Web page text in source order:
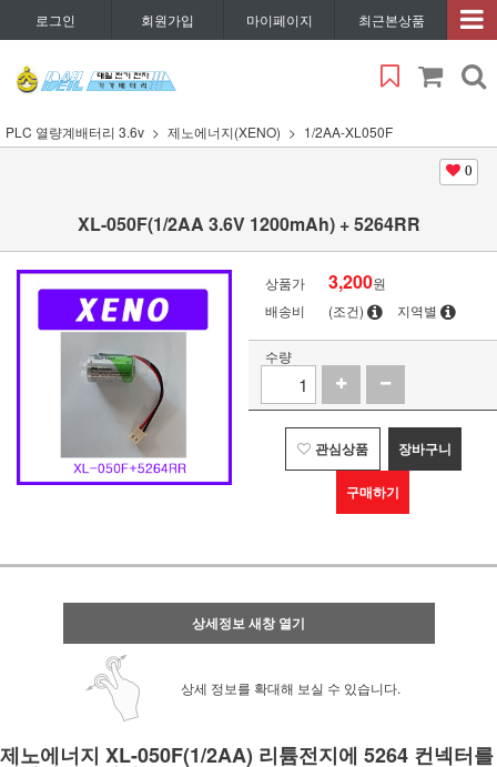
로그인 회원가입 마이페이지 최근본상품
PLC 열량계배터리 3.6v 제노에너지(XENO) 1/2AA-XL050F
0
XL-050F(1/2AA 3.6V 1200mAh) + 5264RR
상품가 3,200원
배송비
(조건) 지역별
수량
관심상품 장바구니
구매하기
상세정보 새창 열기
상세 정보를 확대해 보실 수 있습니다.
제노에너지 XL-050F(1/2AA) 리튬전지에 5264 컨넥터를